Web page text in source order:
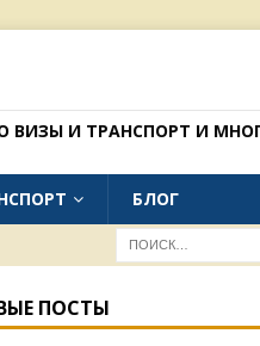
ВИЗЫ И ТРАНСПОРТ И
БЛОГ
ПОСТЫ